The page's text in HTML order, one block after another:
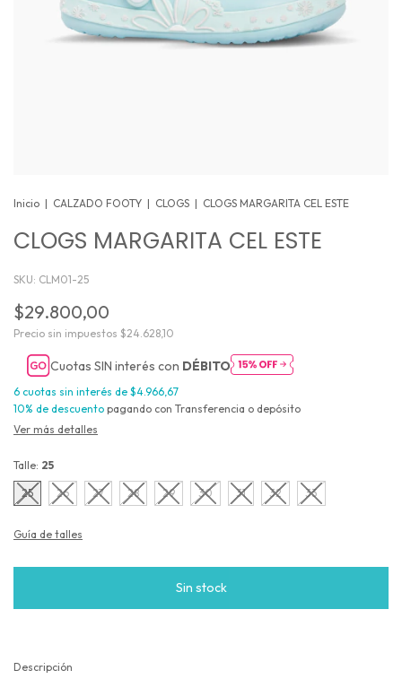
Inicio | CALZADO FOOTY | CLOGS | CLOGS MARGARITA CEL ESTE
CLOGS MARGARITA CEL ESTE
SKU: CLM01-25
$29.800,00
Precio sin impuestos $24.628,10
Cuotas SIN interés con DÉBITO
6 cuotas sin interés de $4.966,67
10% de descuento pagando con Transferencia o depósito
Ver más detalles
Talle: 25
25 26 27 28 29 30 31 32 33
Guía de talles
Descripción